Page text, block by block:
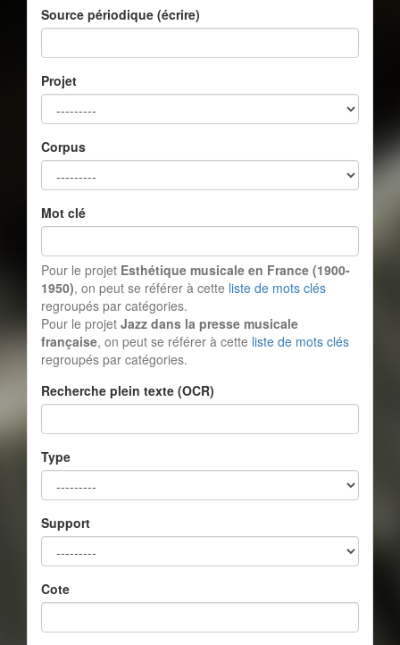
Source périodique (écrire)
Projet
Corpus
Mot clé
Pour le projet Esthétique musicale en France (1900-
1950), on peut se référer à cette liste de mots clés
regroupés par catégories.
Pour le projet Jazz dans la presse musicale
française, on peut se référer à cette liste de mots clés
regroupés par catégories.
Recherche plein texte (OCR)
Type
Support
Cote